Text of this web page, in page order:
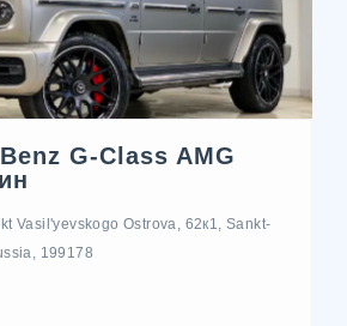
G-Class AMG
Vasil'yevskogo Ostrova, 62к1, Sankt-
199178